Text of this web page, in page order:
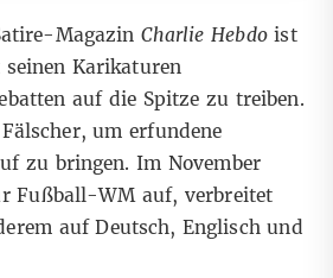
Magazin Charlie Hebdoist
Karikaturen
auf die Spitze zu treiben.
um erfundene
zu bringen. Im November
Fußball-WM auf, verbreitet
aufDeutsch, Englischund